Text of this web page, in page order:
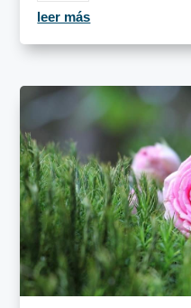
leer más